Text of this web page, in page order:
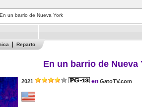
un barrio de Nueva York
Reparto
En un barrio de Nueva
2021 en GatoTV.com